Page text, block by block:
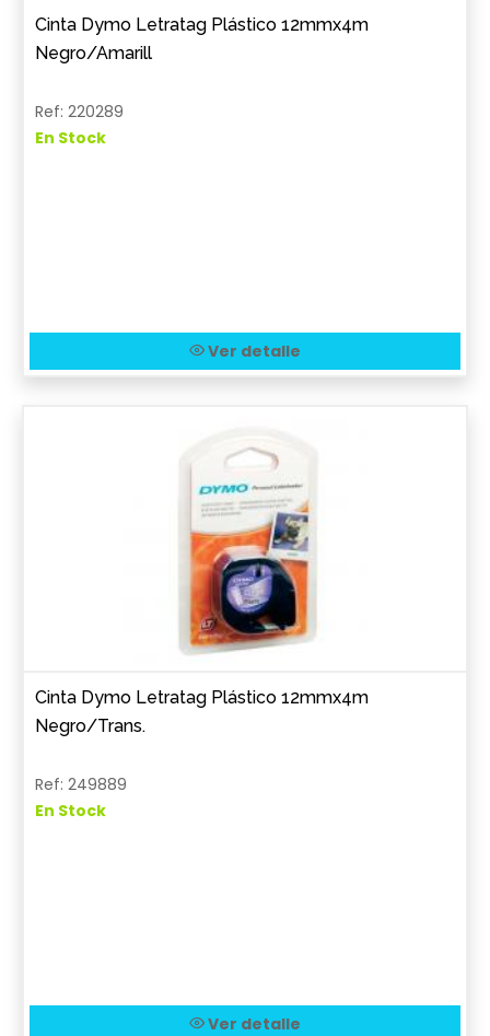
Cinta Dymo Letratag Plástico 12mmx4m
Negro/Amarill
Ref: 220289
En Stock
Ver detalle
Cinta Dymo Letratag Plástico 12mmx4m
Negro/Trans.
Ref: 249889
En Stock
Ver detalle